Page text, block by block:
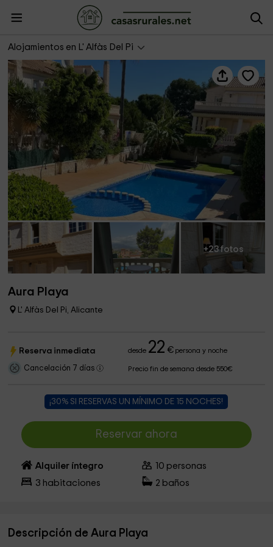
Alojamientos en L' Alfàs Del Pi
+23 fotos
Aura Playa
L' Alfàs Del Pi, Alicante
Reserva inmediata desde 22 €persona y noche
Cancelación 7 días Precio fin de semana desde 550€
¡30% SI RESERVAS UN MÍNIMO DE 15 NOCHES!
Reservar ahora
Alquiler íntegro 10 personas
3 habitaciones 2 baños
Descripción de Aura Playa